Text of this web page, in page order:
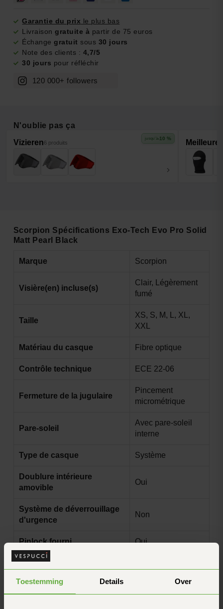
Toestemming Details Over
Garantie du prix le plus bas
Livraison gratuite à partir de 75 euros
Échange gratuitsous 30 jours
Note des clients : 4,7/5
30 jours pour réfléchir
120 000+ followers
N'oublie pas ça
jusqu'à-10 %
Vizieren6 produits
Scorpion Spécifications Exo-Tech Evo Pro Solid
Matt Pearl Black
Marque Scorpion
Visière(en) incluse(s)
Clair, Légèrement
fumé
Taille
XS, S, M, L, XL,
XXL
Matériau du casque Fibre optique
Contrôle technique ECE 22-06
Fermeture de la jugulaire
Pincement
micrométrique
Pare-soleil
Avec pare-soleil
interne
Type de casque Système
Doublure intérieure
amovible
Oui
Système de déverrouillage
d'urgence
Non
Pinlock fourni Oui
Pré-équipé pour le Pinlock
Pro Solid Matt
Pearl Black